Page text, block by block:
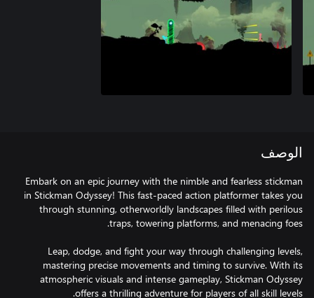
الوصف
Embark on an epic journey with the nimble and fearless stickman
in Stickman Odyssey! This fast-paced action platformer takes you
through stunning, otherworldly landscapes filled with perilous
Leap, dodge, and fight your way through challenging levels,
mastering precise movements and timing to survive. With its
atmospheric visuals and intense gameplay, Stickman Odyssey